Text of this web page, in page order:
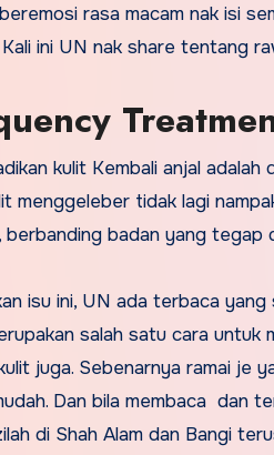
rasa macam nak isi
Kali ini UN nak share tentang
kulit Kembali anjal adalah
menggeleber tidak lagi
berbanding badan yang tegap
isu ini, UN ada terbaca
salah satu cara
juga. Sebenarnya ramai je
Dan bila membaca dan
di Shah Alam dan Bangi